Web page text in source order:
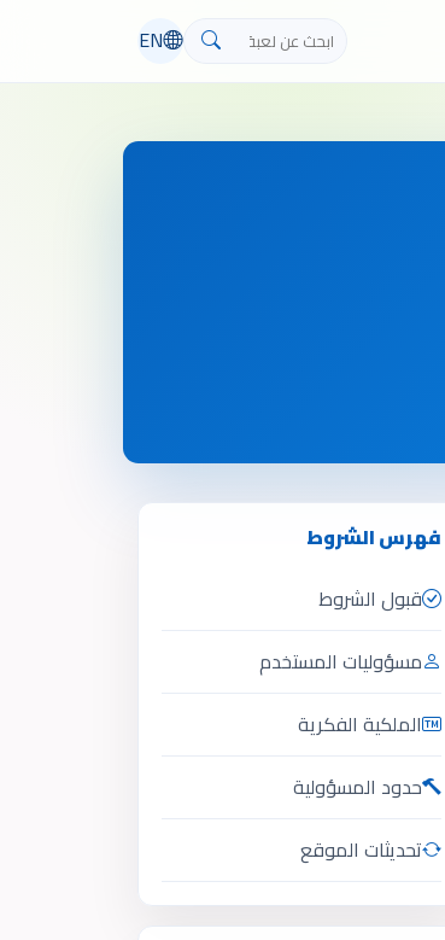
EN
فهرس الشروط
قبول الشروط
مسؤوليات المستخدم
الملكية الفكرية
حدود المسؤولية
تحديثات الموقع